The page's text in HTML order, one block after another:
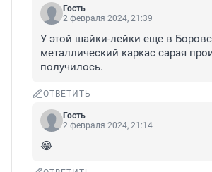
Гость
2 февраля 2024, 21:39
У этой шайки-лейки еще в
металлический каркас сарая
получилось.
ОТВЕТИТЬ
Гость
2 февраля 2024, 21:14
😂